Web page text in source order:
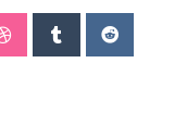
StumbleUpon
TumblrReddit